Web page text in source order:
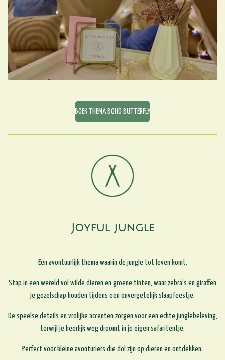
BOEK THEMA BOHO BUTTERFLY
Joyful jungle
Een avontuurlijk thema waarin de jungle tot leven komt.
Stap in een wereld vol wilde dieren en groene tinten, waar zebra’s en giraffen
je gezelschap houden tijdens een onvergetelijk slaapfeestje.
De speelse details en vrolijke accenten zorgen voor een echte junglebeleving,
terwijl je heerlijk weg droomt in je eigen safaritentje.
Perfect voor kleine avonturiers die dol zijn op dieren en ontdekken.